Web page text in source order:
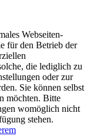
Webseiten-
für den Betrieb der
die lediglich zu
oder zur
Sie können selbst
möchten. Bitte
womöglich nicht
stehen.